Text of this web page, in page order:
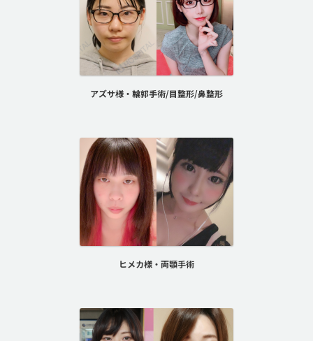
アズサ様・輪郭手術/目整形/鼻整形
ヒメカ様・両顎手術